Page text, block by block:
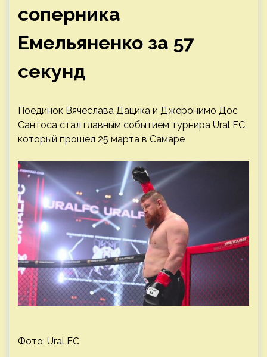
соперника
Емельяненко за 57
секунд
Поединок Вячеслава Дацика и Джеронимо Дос
Сантоса стал главным событием турнира Ural FC,
который прошел 25 марта в Самаре
Фото: Ural FC